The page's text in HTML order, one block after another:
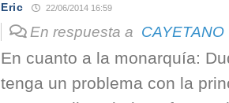
Eric 22/06/2014 16:59
En respuesta a CAYETANO
En cuanto a la monarquía:
tenga un problema con la